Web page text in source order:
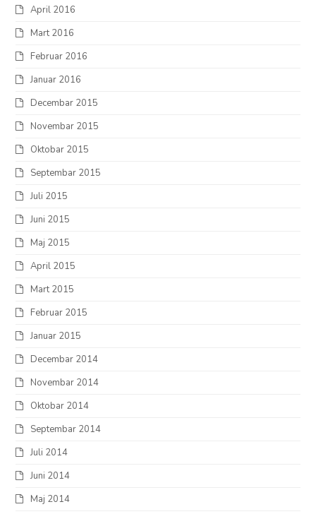
April 2016
Mart 2016
Februar 2016
Januar 2016
Decembar 2015
Novembar 2015
Oktobar 2015
Septembar 2015
Juli 2015
Juni 2015
Maj 2015
April 2015
Mart 2015
Februar 2015
Januar 2015
Decembar 2014
Novembar 2014
Oktobar 2014
Septembar 2014
Juli 2014
Juni 2014
Maj 2014